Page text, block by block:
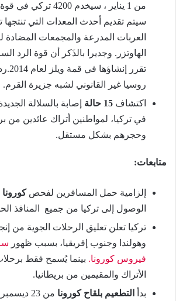
من 1 يناير ، سيخدم
سيتم تقديم أحدث المعدات التي تنتجها
العربات المدرعة والمجمعات المضادة
الهاوتزر. وجديرا بالذَكر أن قوة الرد
تقرر
روسيا غير القانوني لشبه جزيرة القرم.
اكتشاف 15 حالة
إصابة بالسلالة
في تركيا، لمواطنين أتراك عائدين من
وحجرهم بشكل مستقل.
متابعات:
إلزامية حمل المسافرين لفحصكورونا PCR سلبي
الوصول إلى تركيا من جميع المنافذ
تركيا تعلن تعليق الرحلات الجوية من
وهولندا وجنوب إفريقيا، بسبب ظهور
فيروس كورونا. بينما يُسمح فقط
الأتراك والمقيمين من بريطانيا.
بدأ
التطعيم بلقاح كورونا
من 23